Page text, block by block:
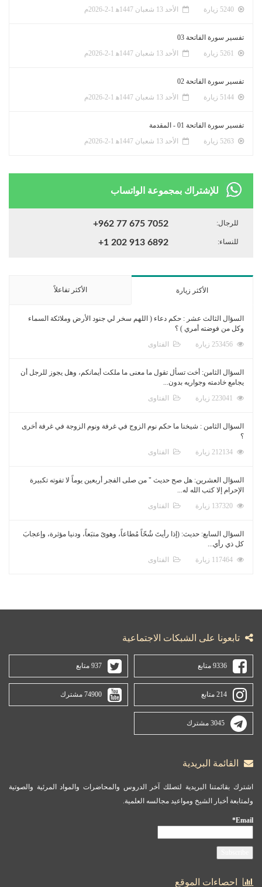
الأحد 13 شعبان 1447ﻫ 1-2-2026م
تفسير سورة الفاتحة 03
الأحد 13 شعبان 1447ﻫ 1-2-2026م
تفسير سورة الفاتحة 02
الأحد 13 شعبان 1447ﻫ 1-2-2026م
تفسير سورة الفاتحة 01 - المقدمة
الأحد 13 شعبان 1447ﻫ 1-2-2026م
للإشتراك بمجموعة الواتساب
للرجال: +962 77 675 7052
للنساء: +1 202 913 6892
الأكثر زيارة الأكثر تفاعلاً
السؤال الثالث عشر : حكم دعاء ( اللهم سخر لي جنود الأرض وملائكة السماء
وكل من فوضته أمري ) ؟
الفتاوى
السؤال الثامن: أخت تسأل تقول ما معنى ما ملكت أيمانكم، وهل يجوز للرجل أن
يجامع خادمته وجواريه بدون...
الفتاوى
السؤال الثامن : شيخنا ما حكم نوم الزوج في غرفة ونوم الزوجة في غرفة أخرى
؟
الفتاوى
السؤال العشرين: هل صح حديث " من صلى الفجر أربعين يوماً لا تفوته تكبيرة
الإحرام إلا كتب الله له...
الفتاوى
السؤال السابع: حديث: (إذا رأيتَ شُحّاً مُطاعاً، وهوىً متبَعاً، ودنيا مؤثرة، وإعجابَ
كل ذي رأي...
الفتاوى
تابعونا على الشبكات الاجتماعية
9336 متابع 937 متابع
214 متابع 74900 مشترك
3045 مشترك
القائمة البريدية
اشترك بقائمتنا البريدية لتصلك آخر الدروس والمحاضرات والمواد المرئية والصوتية
ولمتابعة أخبار الشيخ ومواعيد مجالسه العلمية.
Email*
احصاءات الموقع